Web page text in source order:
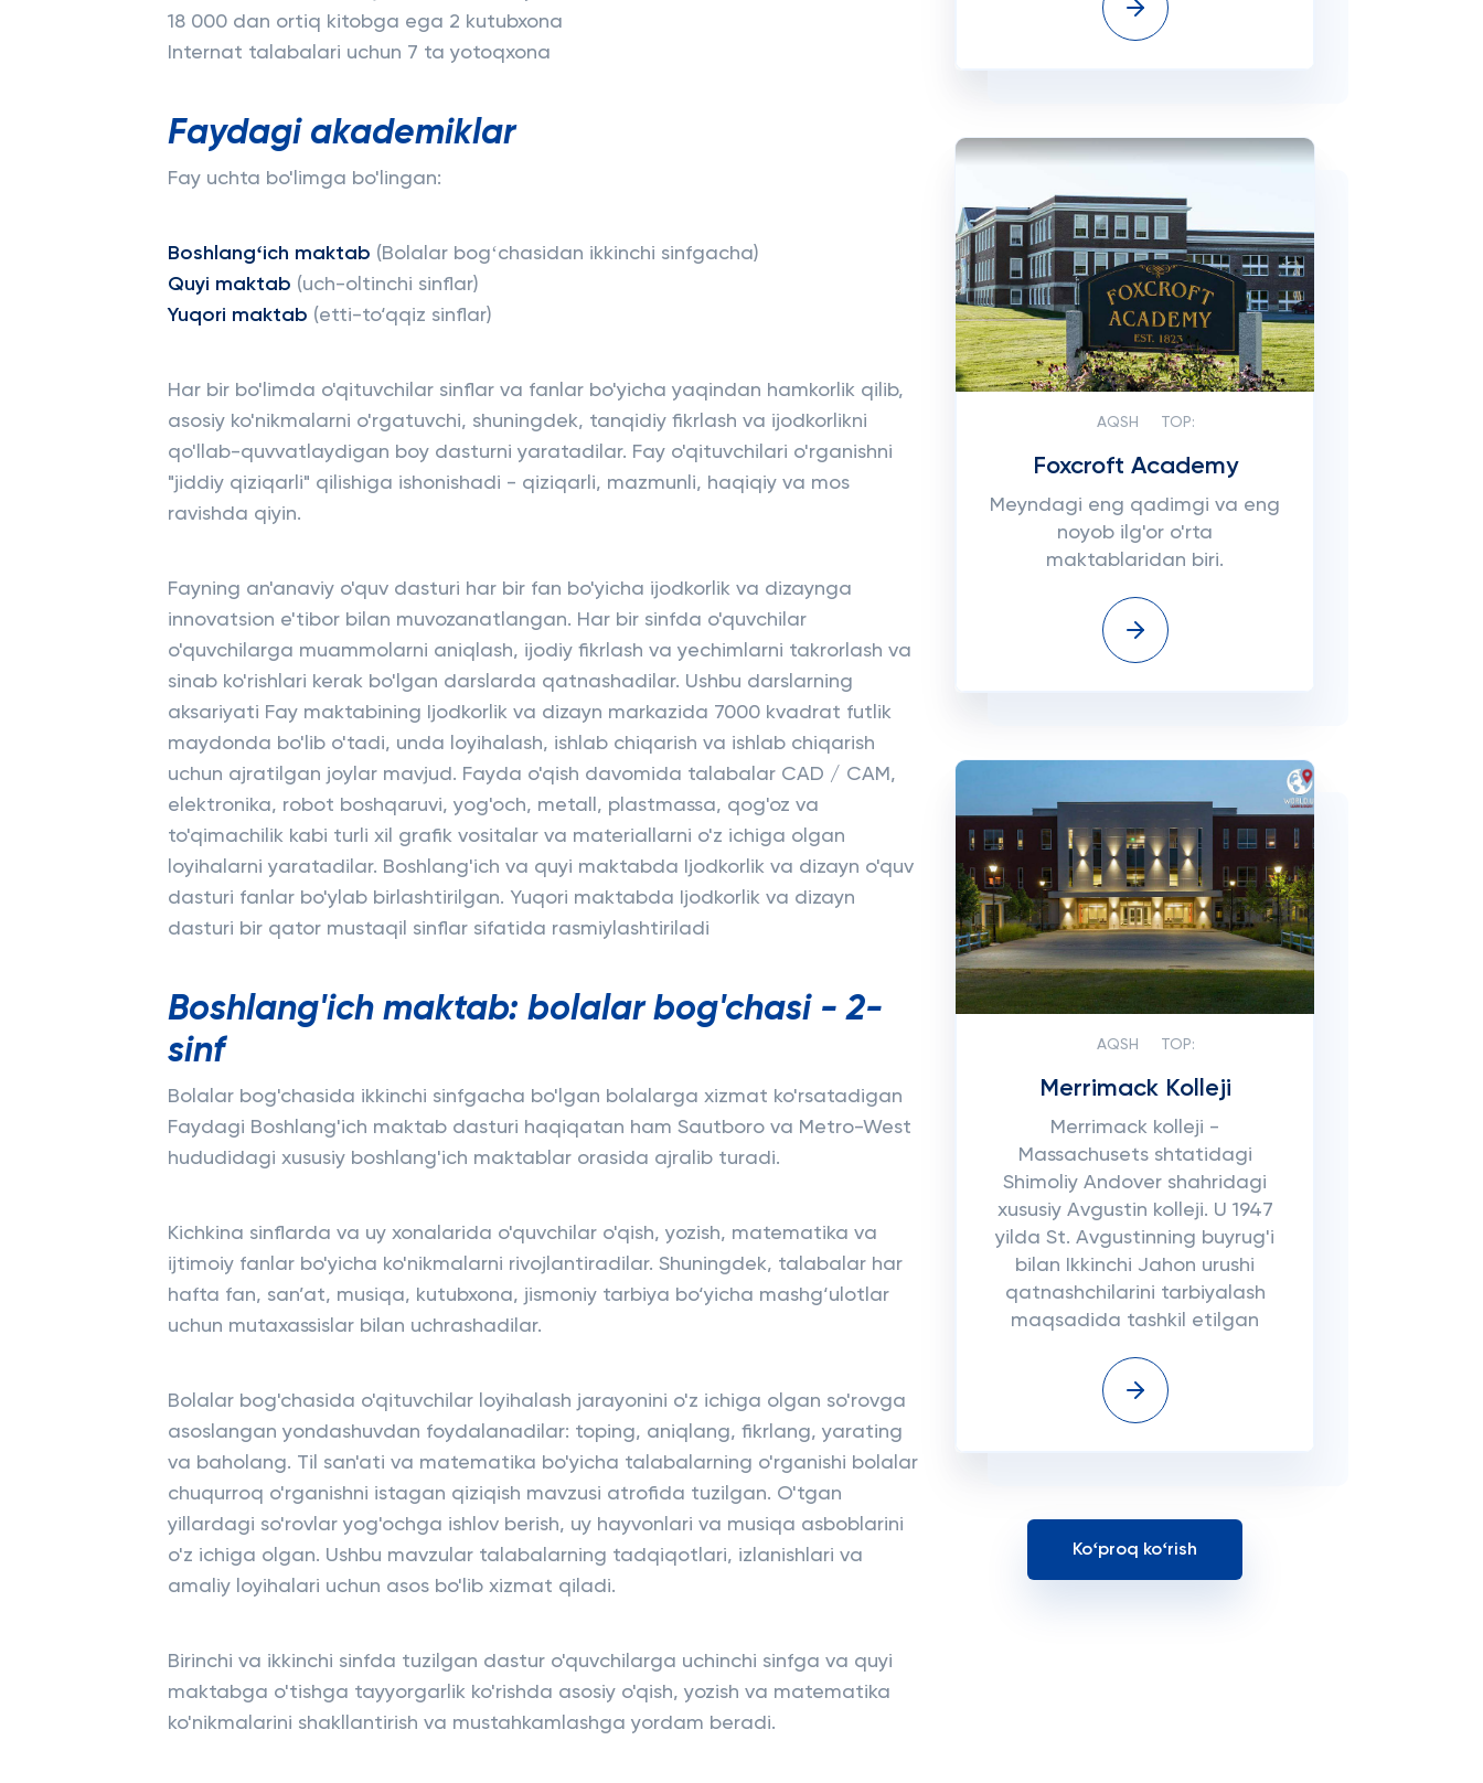
18 000 dan ortiq kitobga ega 2 kutubxona
Internat talabalari uchun 7 ta yotoqxona
Faydagi akademiklar
Fay uchta bo'limga bo'lingan:
Boshlangʻich maktab (Bolalar bogʻchasidan ikkinchi sinfgacha)
Quyi maktab (uch-oltinchi sinflar)
Yuqori maktab (etti-to‘qqiz sinflar)
Har bir bo'limda o'qituvchilar sinflar va fanlar bo'yicha yaqindan hamkorlik qilib,
asosiy ko'nikmalarni o'rgatuvchi, shuningdek, tanqidiy fikrlash va ijodkorlikni
qo'llab-quvvatlaydigan boy dasturni yaratadilar. Fay o'qituvchilari o'rganishni
"jiddiy qiziqarli" qilishiga ishonishadi - qiziqarli, mazmunli, haqiqiy va mos
ravishda qiyin.
Fayning an'anaviy o'quv dasturi har bir fan bo'yicha ijodkorlik va dizaynga
innovatsion e'tibor bilan muvozanatlangan. Har bir sinfda o'quvchilar
o'quvchilarga muammolarni aniqlash, ijodiy fikrlash va yechimlarni takrorlash va
sinab ko'rishlari kerak bo'lgan darslarda qatnashadilar. Ushbu darslarning
aksariyati Fay maktabining Ijodkorlik va dizayn markazida 7000 kvadrat futlik
maydonda bo'lib o'tadi, unda loyihalash, ishlab chiqarish va ishlab chiqarish
uchun ajratilgan joylar mavjud. Fayda o'qish davomida talabalar CAD / CAM,
elektronika, robot boshqaruvi, yog'och, metall, plastmassa, qog'oz va
to'qimachilik kabi turli xil grafik vositalar va materiallarni o'z ichiga olgan
loyihalarni yaratadilar. Boshlang'ich va quyi maktabda Ijodkorlik va dizayn o'quv
dasturi fanlar bo'ylab birlashtirilgan. Yuqori maktabda Ijodkorlik va dizayn
dasturi bir qator mustaqil sinflar sifatida rasmiylashtiriladi
Boshlang'ich maktab: bolalar bog'chasi - 2-
sinf
Bolalar bog'chasida ikkinchi sinfgacha bo'lgan bolalarga xizmat ko'rsatadigan
Faydagi Boshlang'ich maktab dasturi haqiqatan ham Sautboro va Metro-West
hududidagi xususiy boshlang'ich maktablar orasida ajralib turadi.
Kichkina sinflarda va uy xonalarida o'quvchilar o'qish, yozish, matematika va
ijtimoiy fanlar bo'yicha ko'nikmalarni rivojlantiradilar. Shuningdek, talabalar har
hafta fan, san’at, musiqa, kutubxona, jismoniy tarbiya bo‘yicha mashg‘ulotlar
uchun mutaxassislar bilan uchrashadilar.
Bolalar bog'chasida o'qituvchilar loyihalash jarayonini o'z ichiga olgan so'rovga
asoslangan yondashuvdan foydalanadilar: toping, aniqlang, fikrlang, yarating
va baholang. Til san'ati va matematika bo'yicha talabalarning o'rganishi bolalar
chuqurroq o'rganishni istagan qiziqish mavzusi atrofida tuzilgan. O'tgan
yillardagi so'rovlar yog'ochga ishlov berish, uy hayvonlari va musiqa asboblarini
o'z ichiga olgan. Ushbu mavzular talabalarning tadqiqotlari, izlanishlari va
amaliy loyihalari uchun asos bo'lib xizmat qiladi.
Birinchi va ikkinchi sinfda tuzilgan dastur o'quvchilarga uchinchi sinfga va quyi
maktabga o'tishga tayyorgarlik ko'rishda asosiy o'qish, yozish va matematika
ko'nikmalarini shakllantirish va mustahkamlashga yordam beradi.
AQSH TOP:
Foxcroft Academy
Meyndagi eng qadimgi va eng
noyob ilg'or o'rta
maktablaridan biri.
AQSH TOP:
Merrimack Kolleji
Merrimack kolleji -
Massachusets shtatidagi
Shimoliy Andover shahridagi
xususiy Avgustin kolleji. U 1947
yilda St. Avgustinning buyrug'i
bilan Ikkinchi Jahon urushi
qatnashchilarini tarbiyalash
maqsadida tashkil etilgan
Koʻproq koʻrish